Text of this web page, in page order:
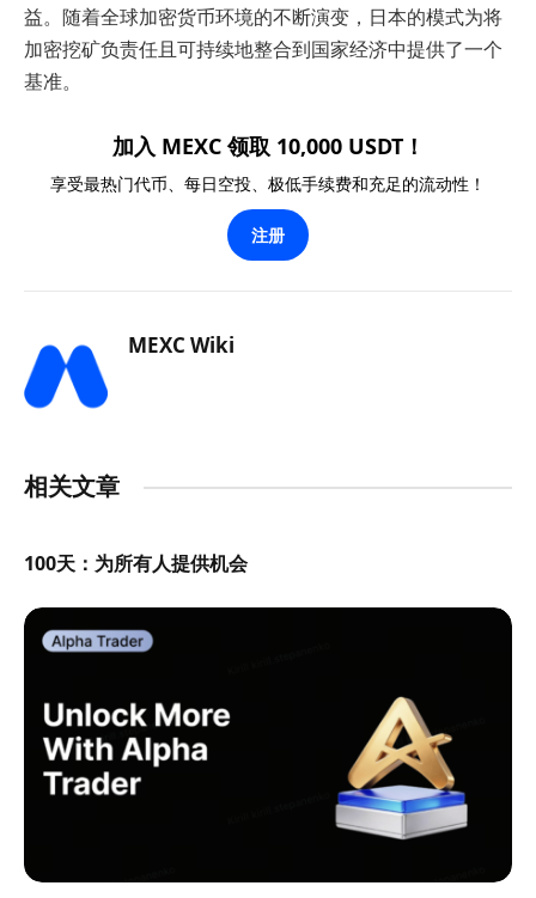
益。随着全球加密货币环境的不断演变，日本的模式为将
加密挖矿负责任且可持续地整合到国家经济中提供了一个
基准。
加入 MEXC 领取 10,000 USDT！
享受最热门代币、每日空投、极低手续费和充足的流动性！
注册
MEXC Wiki
相关文章
100天：为所有人提供机会